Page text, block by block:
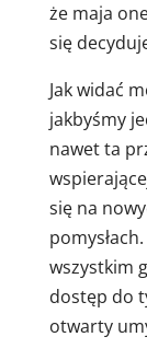
że maja
się
Jak widać
jakbyśmy
nawet ta
się na
wszystkim
dostęp do
otwarty